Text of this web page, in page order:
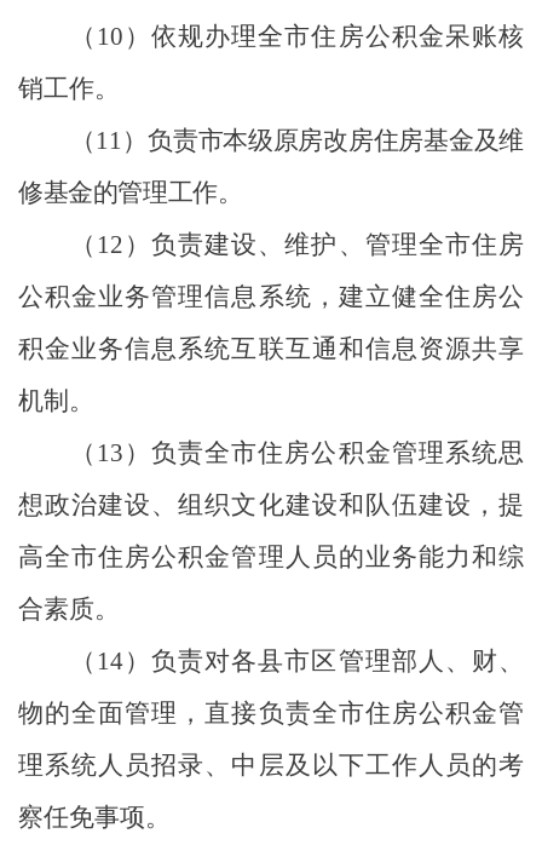
（ 10 ） 依规办理全市住房公积金呆账核
销工作。
（ 11）负责市本级原房改房住房基金及维
修基金的管理工作。
（ 12 ） 负责建设、维护、管理全市住房
公积金业务管理信息系统，建立健全住房公
积金业务信息系统互联互通和信息资源共享
机制。
（ 13 ） 负责全市住房公积金管理系统思
想政治建设、组织文化建设和队伍建设，提
高全市住房公积金管理人员的业务能力和综
合素质。
（ 14） 负责对各县市区管理部人、财、
物的全面管理，直接负责全市住房公积金管
理系统人员招录、中层及以下工作人员的考
察任免事项。